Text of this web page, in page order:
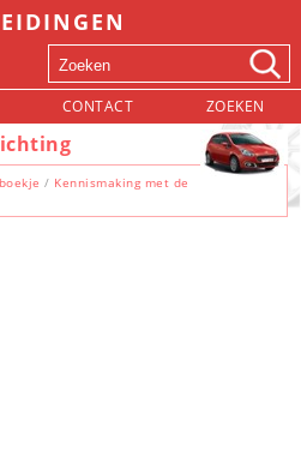
CONTACT ZOEKEN
/ Kennismaking met de